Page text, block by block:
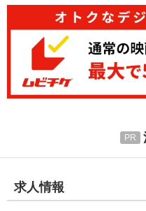
求人情報